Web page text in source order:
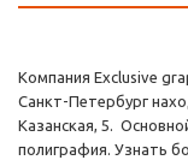
Компания Exclusive
Санкт-Петербург
Казанская, 5.
полиграфия. Узнать